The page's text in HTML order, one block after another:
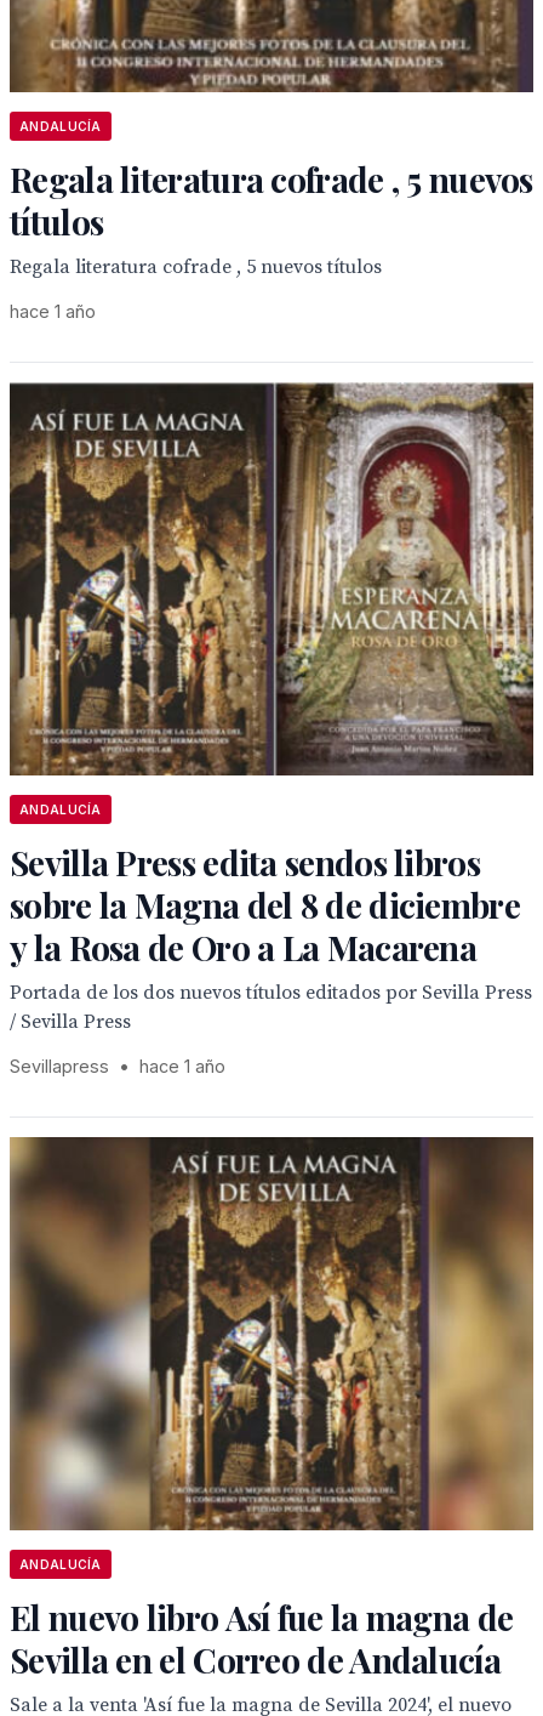
ANDALUCÍA
Regala literatura cofrade , 5 nuevos
títulos
Regala literatura cofrade , 5 nuevos títulos
hace 1 año
ANDALUCÍA
Sevilla Press edita sendos libros
sobre la Magna del 8 de diciembre
y la Rosa de Oro a La Macarena
Portada de los dos nuevos títulos editados por Sevilla Press
/ Sevilla Press
Sevillapress • hace 1 año
ANDALUCÍA
El nuevo libro Así fue la magna de
Sevilla en el Correo de Andalucía
Sale a la venta 'Así fue la magna de Sevilla 2024', el nuevo